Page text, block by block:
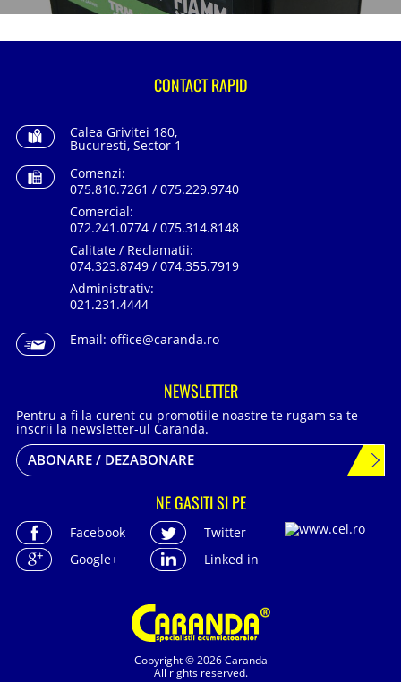
Copyright © 2026 Caranda
All rights reserved.
CONTACT RAPID
Calea Grivitei 180,
Bucuresti, Sector 1
Comenzi:
075.810.7261 / 075.229.9740
Comercial:
072.241.0774 / 075.314.8148
Calitate / Reclamatii:
074.323.8749 / 074.355.7919
Administrativ:
021.231.4444
Email: office@caranda.ro
NEWSLETTER
Pentru a fi la curent cu promotiile noastre te rugam sa te
inscrii la newsletter-ul Caranda.
ABONARE / DEZABONARE
NE GASITI SI PE
Facebook
Twitter
Google+
Linked in